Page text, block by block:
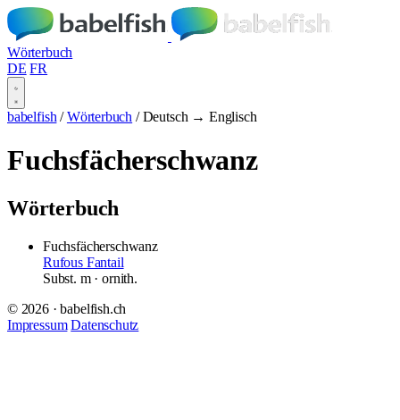
Wörterbuch
DE FR
babelfish / Wörterbuch / Deutsch → Englisch
Fuchsfächerschwanz
Wörterbuch
Fuchsfächerschwanz
Rufous Fantail
Subst. m· ornith.
© 2026 · babelfish.ch
Impressum Datenschutz